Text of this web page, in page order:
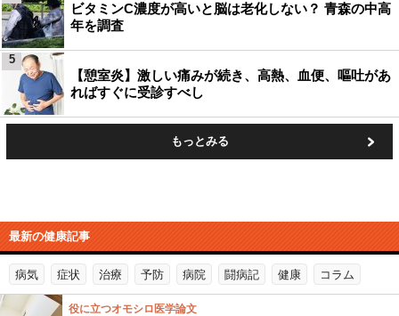
ビタミンC濃度が高いと脳は老化しない？ 青森の中高
年を調査
【憩室炎】激しい痛みが続き、高熱、血便、嘔吐があ
ればすぐに受診すべし
5
もっとみる
最新の健康記事
病気 症状 治療 予防 病院 闘病記 健康 コラム
役に立つオモシロ医学論文